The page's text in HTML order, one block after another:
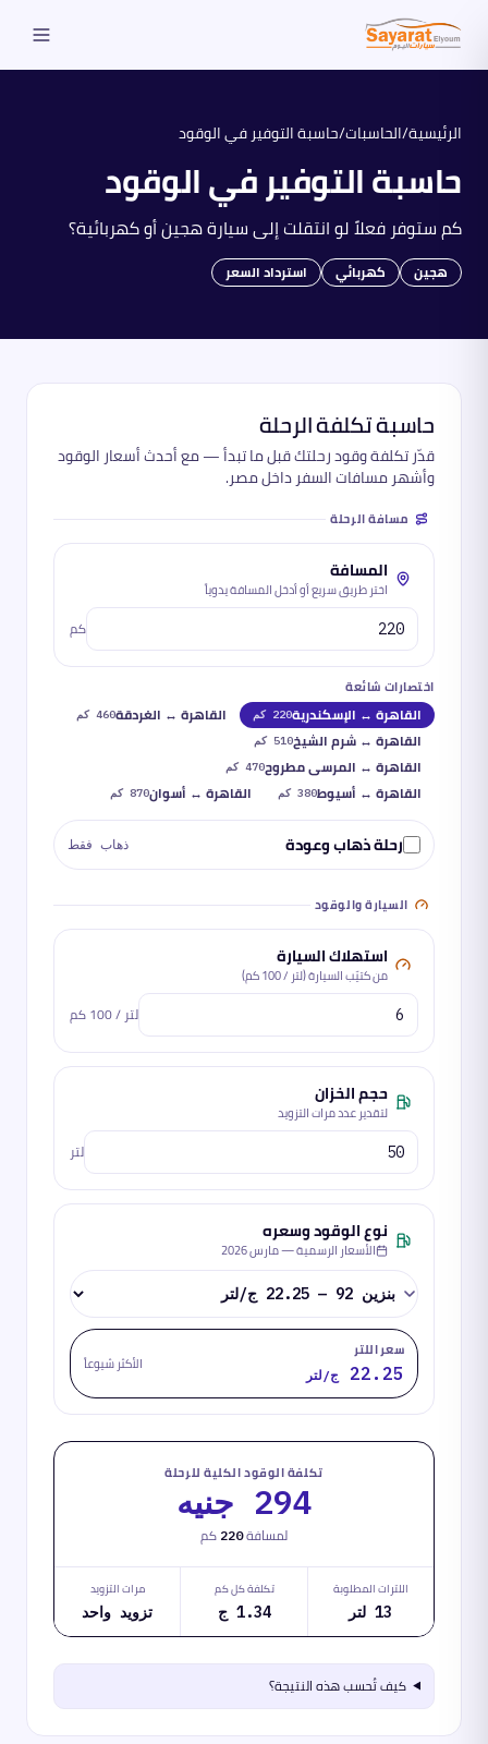
الرئيسية/الحاسبات/حاسبة التوفير في الوقود
حاسبة التوفير في الوقود
كم ستوفر فعلاً لو انتقلت إلى سيارة هجين أو كهربائية؟
هجين كهربائي استرداد السعر
حاسبة تكلفة الرحلة
قدّر تكلفة وقود رحلتك قبل ما تبدأ — مع أحدث أسعار الوقود
وأشهر مسافات السفر داخل مصر.
مسافة الرحلة
المسافة
اختر طريق سريع أو أدخل المسافة يدوياً
كم
اختصارات شائعة
القاهرة ↔ الإسكندرية220 كم القاهرة ↔ الغردقة460 كم
القاهرة ↔ شرم الشيخ510 كم
القاهرة ↔ المرسى مطروح470 كم
القاهرة ↔ أسيوط380 كم القاهرة ↔ أسوان870 كم
رحلة ذهاب وعودة ذهاب فقط
السيارة والوقود
استهلاك السيارة
من كتيّب السيارة (لتر / 100 كم)
لتر / 100 كم
حجم الخزان
لتقدير عدد مرات التزويد
لتر
نوع الوقود وسعره
الأسعار الرسمية —مارس 2026
سعر اللتر
22.25
ج/لتر
الأكثر شيوعاً
تكلفة الوقود الكلية للرحلة
294 جنيه
لمسافة220 كم
اللترات المطلوبة
13 لتر
تكلفة كل كم
1.34 ج
مرات التزويد
تزويد واحد
كيف تُحسب هذه النتيجة؟